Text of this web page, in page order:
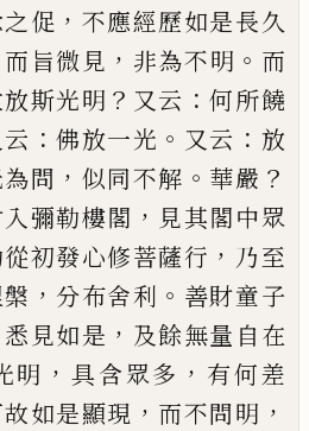
促 ， 不應經歷如是長久
而旨微見 ， 非為不明 。 而
斯光明 ？ 又云 ：何所饒
：佛放一光 。 又云 ： 放
問 ， 似同不解 。 華嚴 ？
彌勒樓閣 ， 見其閣中眾
初發心修菩薩行 ， 乃至
， 分布舍利 。 善財童子
悉見如是 ， 及餘無量自在
明 ， 具含眾多 ， 有何差
如是顯現 ， 而不問明 ，